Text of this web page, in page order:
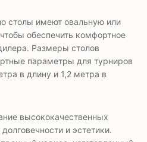
столы имеют овальную или
обеспечить комфортное
Размеры столов
параметры для турниров
в длину и 1,2 метра в
высококачественных
и эстетики.